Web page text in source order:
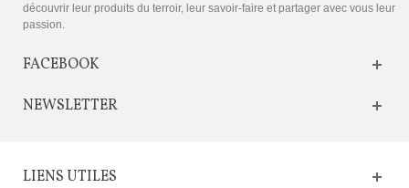
découvrir leur produits du terroir, leur savoir-faire et partager avec vous leur
passion.
FACEBOOK
NEWSLETTER
LIENS UTILES